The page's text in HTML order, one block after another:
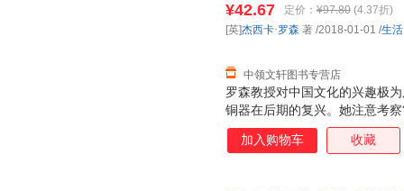
罗森教授对中国文化的兴趣极
铜器在后期的复兴。她注意考
理论在探讨青铜器发展方面卓
于上古玉器在后期的保存及重
¥42.67 定价： ¥97.80 (4.37折)
中领文轩图书专营店
[英]杰西卡·罗森 著 /2018-01-01 /生
加入购物车 收藏